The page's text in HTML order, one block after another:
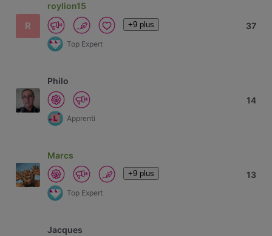
R
roylion15
+9 plus
Top Expert
37
Philo
Apprenti
14
Marcs
+9 plus
Top Expert
13
Jacques